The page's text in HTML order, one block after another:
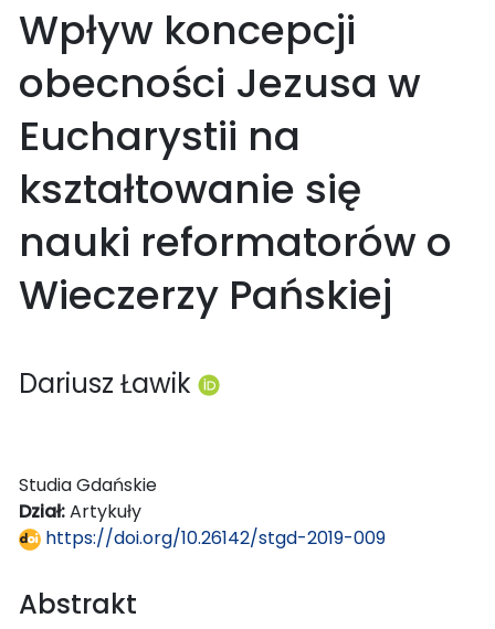
Wpływ koncepcji
obecności Jezusa w
Eucharystii na
kształtowanie się
nauki reformatorów o
Wieczerzy Pańskiej
Dariusz Ławik
Studia Gdańskie
Dział:Artykuły
https://doi.org/10.26142/stgd-2019-009
Abstrakt